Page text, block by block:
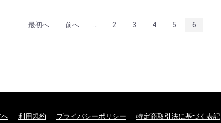
最初へ 前へ ... 2 3 4 5 6
利用規約 プライバシーポリシー 特定商取引法に基づく表記